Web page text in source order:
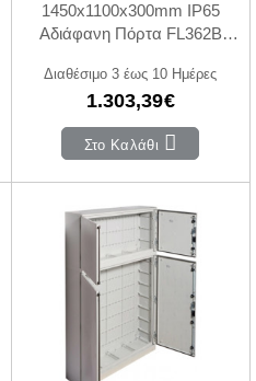
1450x1100x300mm IP65
Αδιάφανη Πόρτα FL362B
Διαθέσιμο 3 έως 10 Ημέρες
1.303,39€
Στο Καλάθι